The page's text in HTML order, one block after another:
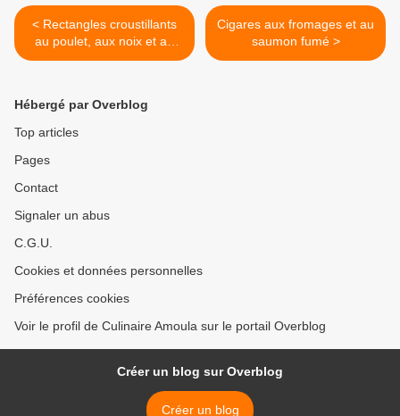
< Rectangles croustillants
au poulet, aux noix et au
brie
Cigares aux fromages et au
saumon fumé >
Hébergé par Overblog
Top articles
Pages
Contact
Signaler un abus
C.G.U.
Cookies et données personnelles
Préférences cookies
Voir le profil de Culinaire Amoula sur le portail Overblog
Créer un blog sur Overblog
Créer un blog